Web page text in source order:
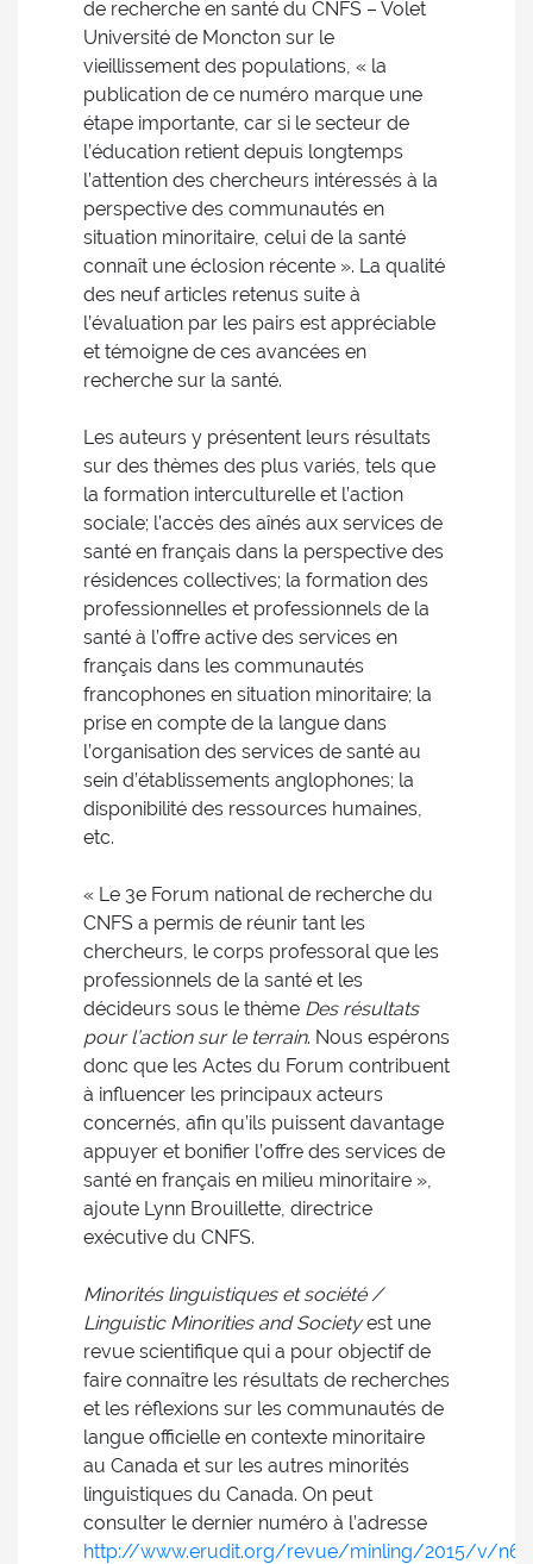
de recherche en santé du CNFS – Volet
Université de Moncton sur le
vieillissement des populations, « la
publication de ce numéro marque une
étape importante, car si le secteur de
l’éducation retient depuis longtemps
l’attention des chercheurs intéressés à la
perspective des communautés en
situation minoritaire, celui de la santé
connaît une éclosion récente ». La qualité
des neuf articles retenus suite à
l’évaluation par les pairs est appréciable
et témoigne de ces avancées en
recherche sur la santé.
Les auteurs y présentent leurs résultats
sur des thèmes des plus variés, tels que
la formation interculturelle et l’action
sociale; l’accès des aînés aux services de
santé en français dans la perspective des
résidences collectives; la formation des
professionnelles et professionnels de la
santé à l’offre active des services en
français dans les communautés
francophones en situation minoritaire; la
prise en compte de la langue dans
l’organisation des services de santé au
sein d’établissements anglophones; la
disponibilité des ressources humaines,
etc.
« Le 3e Forum national de recherche du
CNFS a permis de réunir tant les
chercheurs, le corps professoral que les
professionnels de la santé et les
décideurs sous le thème Des résultats
pour l’action sur le terrain. Nous espérons
donc que les Actes du Forum contribuent
à influencer les principaux acteurs
concernés, afin qu’ils puissent davantage
appuyer et bonifier l’offre des services de
santé en français en milieu minoritaire »,
ajoute Lynn Brouillette, directrice
exécutive du CNFS.
Minorités linguistiques et société /
Linguistic Minorities and Societyest une
revue scientifique qui a pour objectif de
faire connaître les résultats de recherches
et les réflexions sur les communautés de
langue officielle en contexte minoritaire
au Canada et sur les autres minorités
linguistiques du Canada. On peut
consulter le dernier numéro à l’adresse
http://www.erudit.org/revue/minling/2015/v/n6/